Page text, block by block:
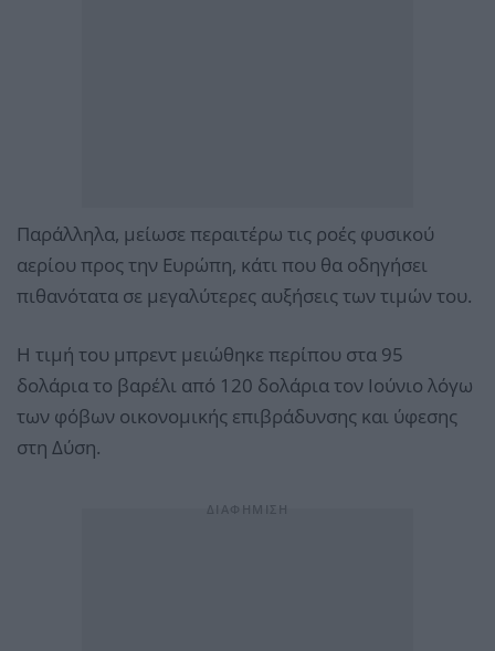
Παράλληλα, μείωσε περαιτέρω τις ροές φυσικού
αερίου προς την Ευρώπη, κάτι που θα οδηγήσει
πιθανότατα σε μεγαλύτερες αυξήσεις των τιμών του.
Η τιμή του μπρεντ μειώθηκε περίπου στα 95
δολάρια το βαρέλι από 120 δολάρια τον Ιούνιο λόγω
των φόβων οικονομικής επιβράδυνσης και ύφεσης
στη Δύση.